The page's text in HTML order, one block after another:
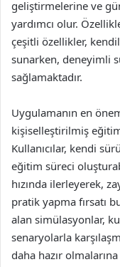
geliştirmelerine ve
yardımcı olur.
çeşitli özellikler,
sunarken, deneyimli
sağlamaktadır.
Uygulamanın en
kişiselleştirilmiş
Kullanıcılar, kendi
eğitim süreci
hızında ilerleyerek,
pratik yapma fırsatı
alan simülasyonlar,
senaryolarla
daha hazır